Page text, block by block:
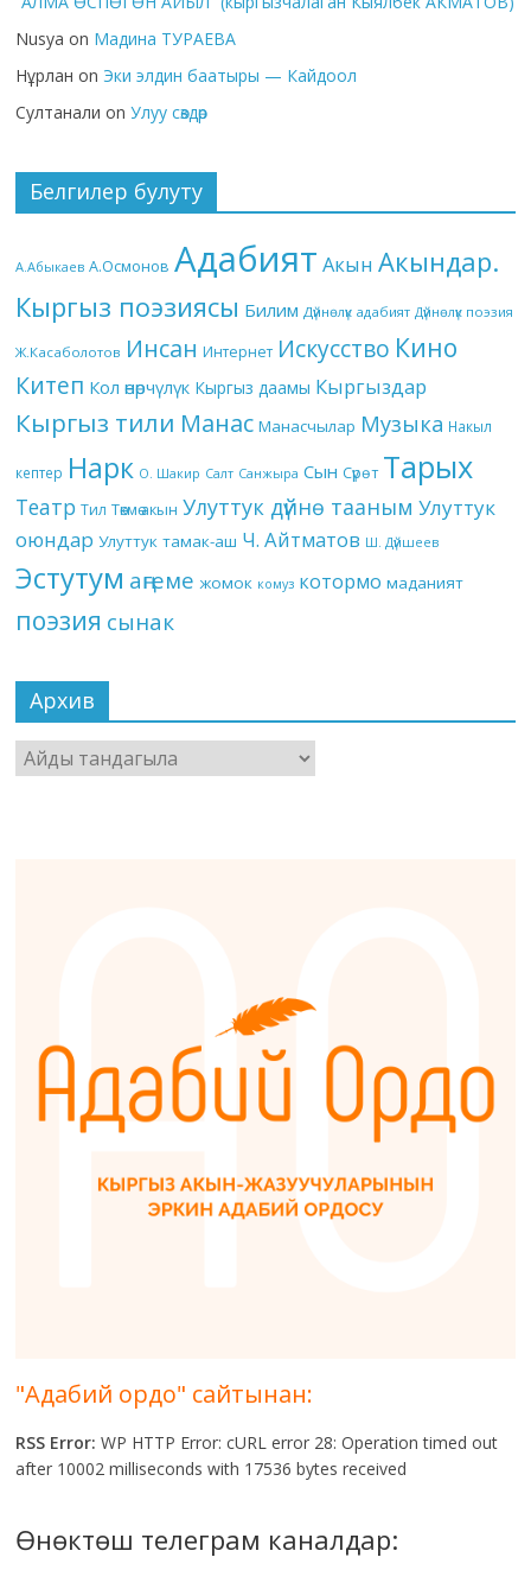
Nusya on Мадина ТУРАЕВА
Нұрлан on Эки элдин баатыры — Кайдоол
Султанали onУлуу сөздөр
Белгилер булуту
А.Абыкаев А.Осмонов Адабият Акын Акындар.
Кыргыз поэзиясы Билим Дүйнөлүк адабият Дүйнөлүк поэзия
Ж.Касаболотов Инсан Интернет Искусство Кино
Китеп Кол өнөрчүлүк Кыргыз даамы Кыргыздар
Кыргыз тили Манас Манасчылар Музыка Накыл
кептер Нарк О. Шакир Салт Санжыра Сын Сүрөт Тарых
Театр Тил Төкмө акын Улуттук дүйнө тааным Улуттук
оюндар Улуттук тамак-аш Ч. Айтматов Ш. Дүйшеев
Эстутум аңгеме жомок комуз котормо маданият
поэзия сынак
Архив
Архив
"Адабий ордо" сайтынан:
RSS Error: WP HTTP Error: cURL error 28: Operation timed out
after 10002 milliseconds with 17536 bytes received
Өнөктөш телеграм каналдар: